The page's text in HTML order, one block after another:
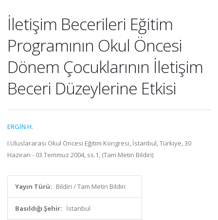
İletişim Becerileri Eğitim
Programının Okul Öncesi
Dönem Çocuklarının İletişim
Beceri Düzeylerine Etkisi
ERGİN H.
I.Uluslararası Okul Öncesi Eğitim Kongresi, İstanbul, Türkiye, 30
Haziran - 03 Temmuz 2004, ss.1, (Tam Metin Bildiri)
Yayın Türü: Bildiri / Tam Metin Bildiri
Basıldığı Şehir: İstanbul